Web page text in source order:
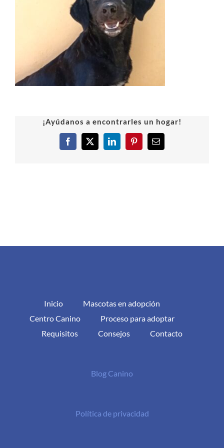
¡Ayúdanos a encontrarles un hogar!
Facebook
X LinkedInPinterestCorreo
Inicio
Mascotas en adopción
Centro Canino
Proceso para adoptar
Requisitos
Consejos Contacto
Blog Canino
Política de privacidad